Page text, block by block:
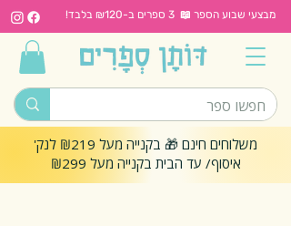
מבצעי שבוע הספר 📖 3 ספרים ב-₪120 בלבד!
משלוחים חינם 🎁 בקנייה מעל ₪219 לנק'
איסוף/ עד הבית בקנייה מעל ₪299